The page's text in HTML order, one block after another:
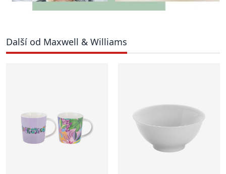
Další od Maxwell & Williams